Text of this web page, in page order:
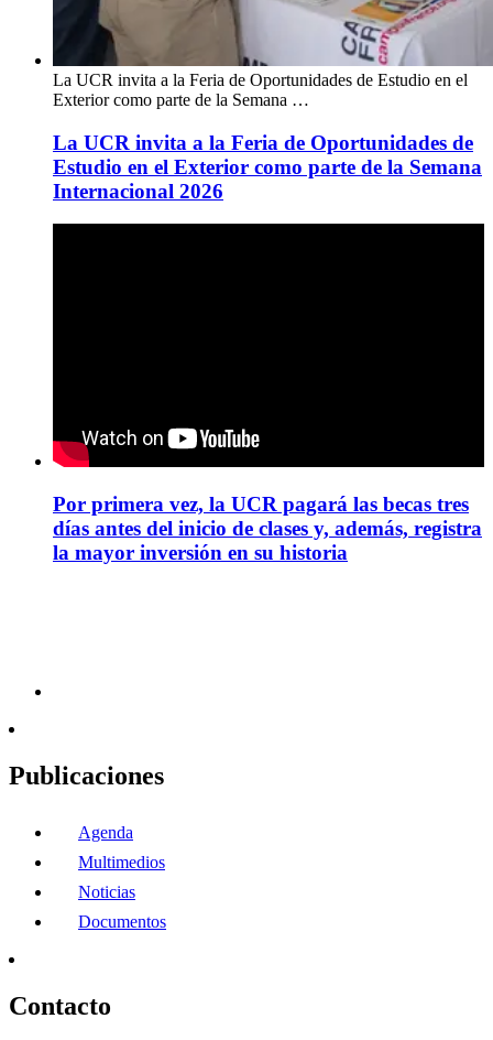
La UCR invita a la Feria de Oportunidades de Estudio en el
Exterior como parte de la Semana …
La UCR invita a la Feria de Oportunidades de
Estudio en el Exterior como parte de la Semana
Internacional 2026
Por primera vez, la UCR pagará las becas tres
días antes del inicio de clases y, además, registra
la mayor inversión en su historia
Publicaciones
Agenda
Multimedios
Noticias
Documentos
Contacto